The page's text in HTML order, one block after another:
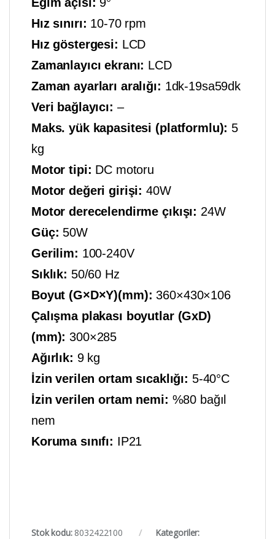
Hız sınırı: 10-70 rpm
Hız göstergesi: LCD
Zamanlayıcı ekranı: LCD
Zaman ayarları aralığı: 1dk-19sa59dk
Veri bağlayıcı: –
Maks. yük kapasitesi (platformlu): 5
kg
Motor tipi: DC motoru
Motor değeri girişi:40W
Motor derecelendirme çıkışı: 24W
Güç: 50W
Gerilim: 100-240V
Sıklık: 50/60 Hz
Boyut (G×D×Y)(mm): 360×430×106
Çalışma plakası boyutlar (GxD)
(mm):300×285
Ağırlık: 9 kg
İzin verilen ortam sıcaklığı: 5-40°C
İzin verilen ortam nemi: %80 bağıl
nem
Koruma sınıfı: IP21
Stok kodu: 8032422100
Kategoriler: